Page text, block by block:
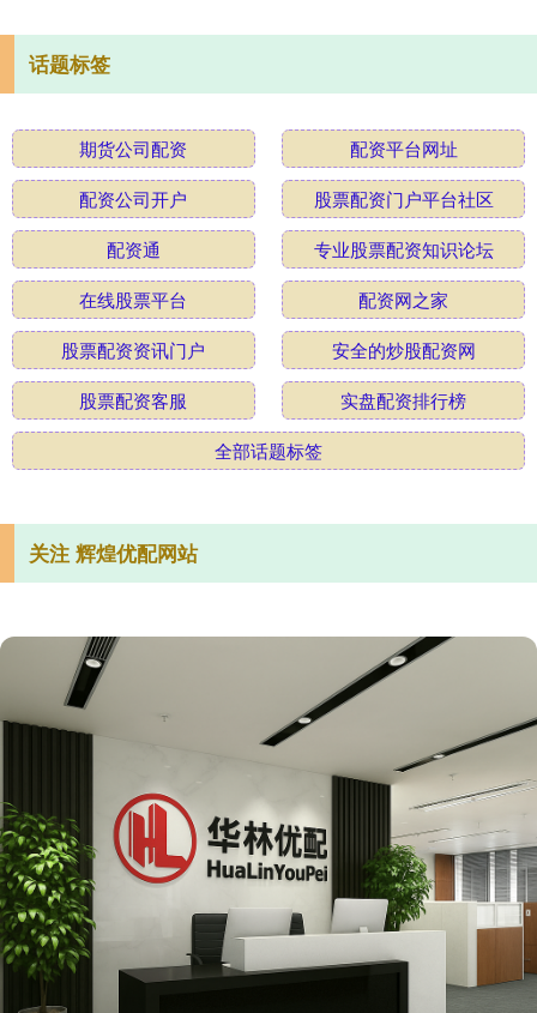
话题标签
期货公司配资
配资平台网址
配资公司开户
股票配资门户平台社区
配资通
专业股票配资知识论坛
在线股票平台
配资网之家
股票配资资讯门户
安全的炒股配资网
股票配资客服
实盘配资排行榜
全部话题标签
关注 辉煌优配网站